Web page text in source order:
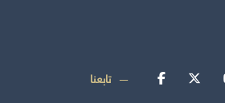
تابعنا